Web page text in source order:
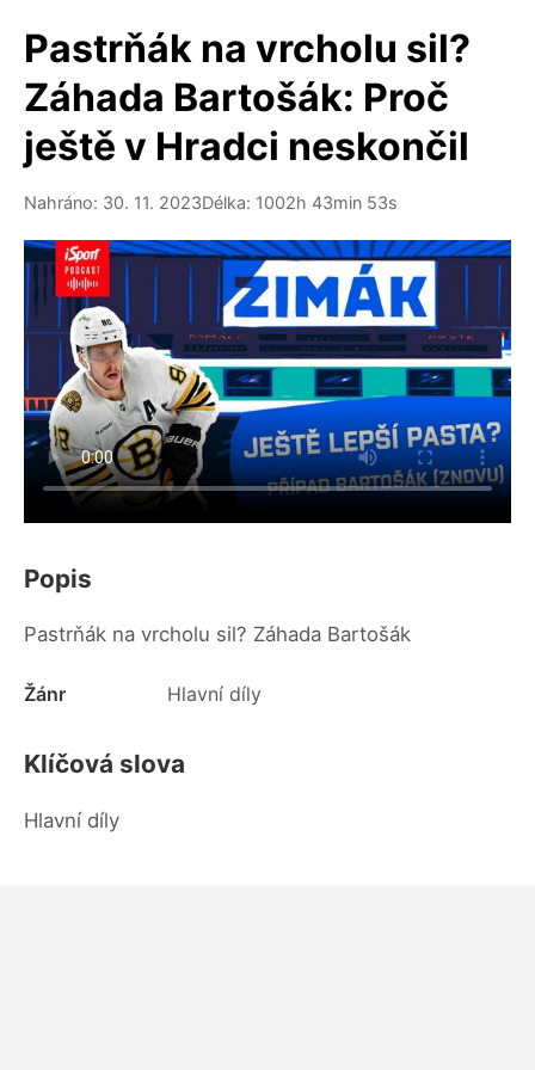
Pastrňák na vrcholu sil?
Záhada Bartošák: Proč
ještě v Hradci neskončil
Nahráno: 30. 11. 2023Délka: 1002h 43min 53s
Popis
Pastrňák na vrcholu sil? Záhada Bartošák
Žánr Hlavní díly
Klíčová slova
Hlavní díly